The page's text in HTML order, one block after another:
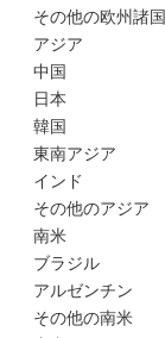
その他の欧州諸国
アジア
中国
日本
韓国
東南アジア
インド
その他のアジア
南米
ブラジル
アルゼンチン
その他の南米